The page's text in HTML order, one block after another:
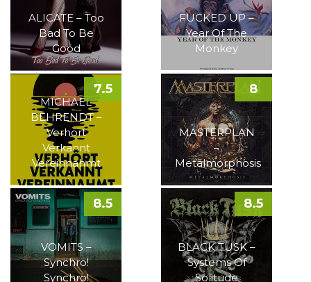
ALICATE – Too
Bad To Be
Good
FUCKED UP –
Year Of The
Monkey
MICHAEL
BEHRENDT –
Verhört
Verkannt
Vereinnahmt
7.5
MASTERPLAN
–
Metalmorphosis
8
VOMITS –
Synchro!
Synchro!
8.5
BLACK TUSK –
Systems Of
Solitude
8.5